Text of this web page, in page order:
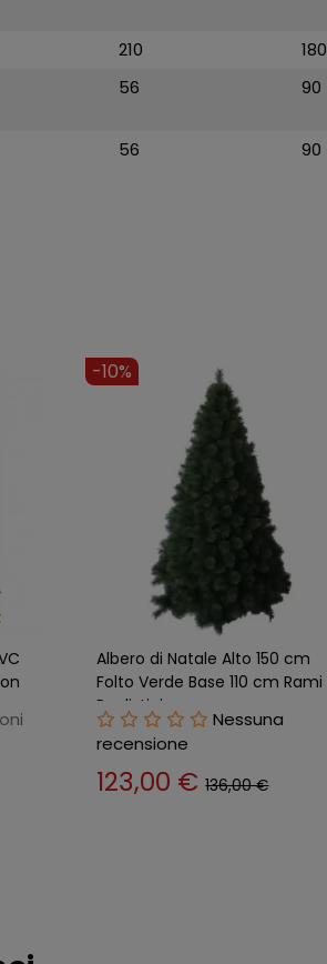
210 180
56 90
56 90
-9%
Albero di Natale Altezza 210 cm
Ø130 cm Verde PE PVC Rami
Realistici
Nessuna
recensione
159,00 €175,00 €